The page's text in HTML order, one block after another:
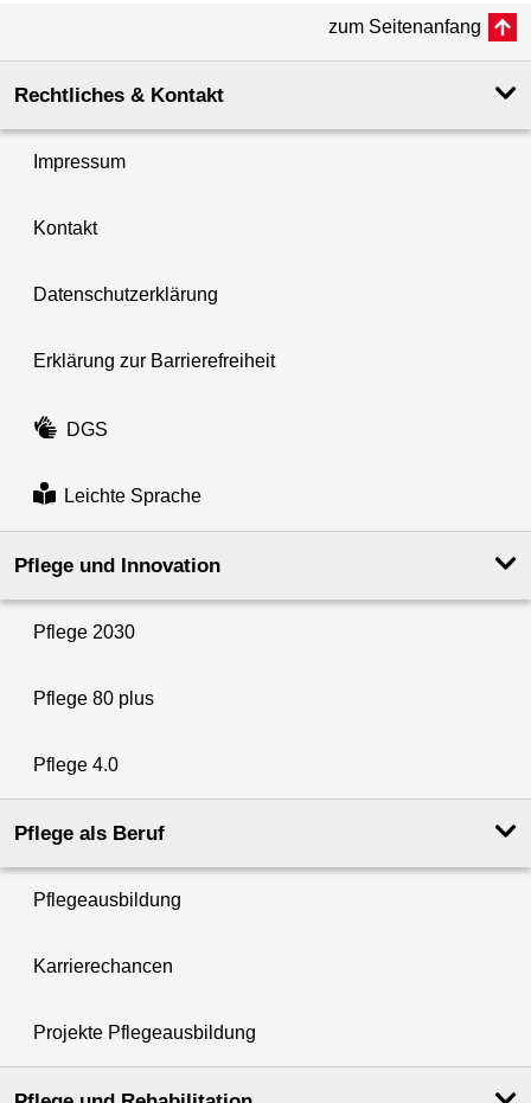
zum Seitenanfang
Rechtliches & Kontakt
Impressum
Kontakt
Datenschutzerklärung
Erklärung zur Barrierefreiheit
DGS
Leichte Sprache
Pflege und Innovation
Pflege 2030
Pflege 80 plus
Pflege 4.0
Pflege als Beruf
Pflegeausbildung
Karrierechancen
Projekte Pflegeausbildung